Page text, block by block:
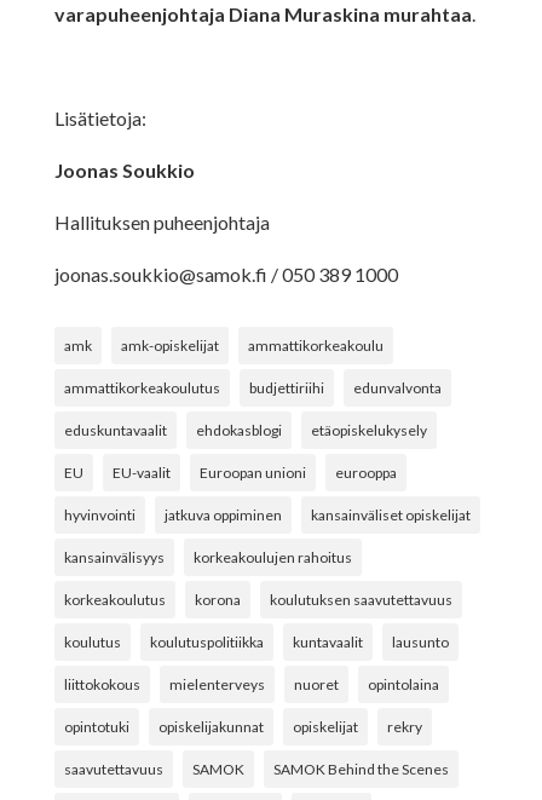
varapuheenjohtaja Diana Muraskina murahtaa.
Lisätietoja:
Joonas Soukkio
Hallituksen puheenjohtaja
joonas.soukkio@samok.fi / 050 389 1000
amk amk-opiskelijat ammattikorkeakoulu
ammattikorkeakoulutus budjettiriihi edunvalvonta
eduskuntavaalit ehdokasblogi etäopiskelukysely
EU EU-vaalit Euroopan unioni eurooppa
hyvinvointi jatkuva oppiminen kansainväliset opiskelijat
kansainvälisyys korkeakoulujen rahoitus
korkeakoulutus korona koulutuksen saavutettavuus
koulutus koulutuspolitiikka kuntavaalit lausunto
liittokokous mielenterveys nuoret opintolaina
opintotuki opiskelijakunnat opiskelijat rekry
saavutettavuus SAMOK SAMOK Behind the Scenes